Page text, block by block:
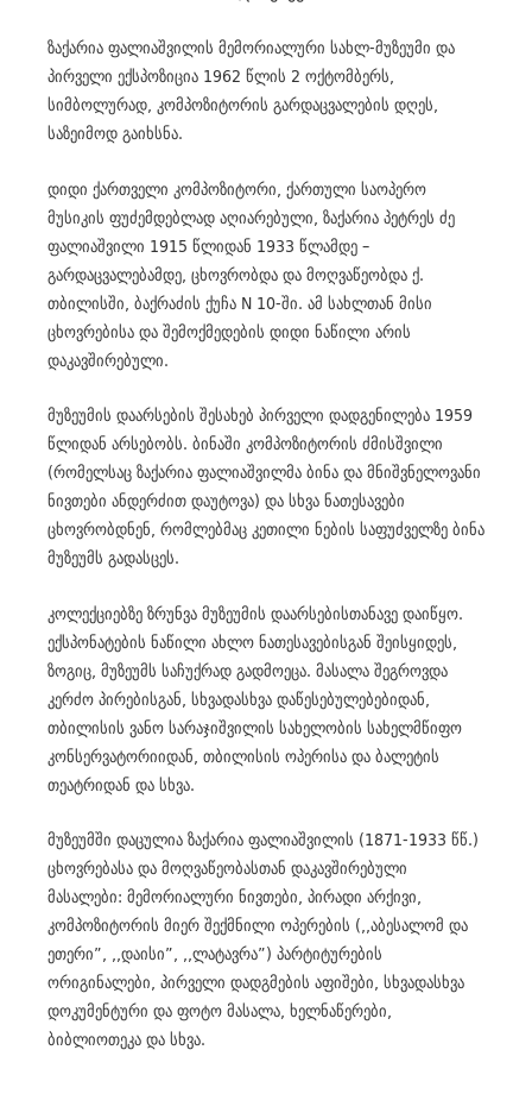
ზაქარია ფალიაშვილის მემორიალური სახლ-მუზეუმი და
პირველი ექსპოზიცია 1962 წლის 2 ოქტომბერს,
სიმბოლურად, კომპოზიტორის გარდაცვალების დღეს,
საზეიმოდ გაიხსნა.
დიდი ქართველი კომპოზიტორი, ქართული საოპერო
მუსიკის ფუძემდებლად აღიარებული, ზაქარია პეტრეს ძე
ფალიაშვილი 1915 წლიდან 1933 წლამდე –
გარდაცვალებამდე, ცხოვრობდა და მოღვაწეობდა ქ.
თბილისში, ბაქრაძის ქუჩა N 10-ში. ამ სახლთან მისი
ცხოვრებისა და შემოქმედების დიდი ნაწილი არის
დაკავშირებული.
მუზეუმის დაარსების შესახებ პირველი დადგენილება 1959
წლიდან არსებობს. ბინაში კომპოზიტორის ძმისშვილი
(რომელსაც ზაქარია ფალიაშვილმა ბინა და მნიშვნელოვანი
ნივთები ანდერძით დაუტოვა) და სხვა ნათესავები
ცხოვრობდნენ, რომლებმაც კეთილი ნების საფუძველზე ბინა
მუზეუმს გადასცეს.
კოლექციებზე ზრუნვა მუზეუმის დაარსებისთანავე დაიწყო.
ექსპონატების ნაწილი ახლო ნათესავებისგან შეისყიდეს,
ზოგიც, მუზეუმს საჩუქრად გადმოეცა. მასალა შეგროვდა
კერძო პირებისგან, სხვადასხვა დაწესებულებებიდან,
თბილისის ვანო სარაჯიშვილის სახელობის სახელმწიფო
კონსერვატორიიდან, თბილისის ოპერისა და ბალეტის
თეატრიდან და სხვა.
მუზეუმში დაცულია ზაქარია ფალიაშვილის (1871-1933 წწ.)
ცხოვრებასა და მოღვაწეობასთან დაკავშირებული
მასალები: მემორიალური ნივთები, პირადი არქივი,
კომპოზიტორის მიერ შექმნილი ოპერების (,,აბესალომ და
ეთერი”, ,,დაისი”, ,,ლატავრა”) პარტიტურების
ორიგინალები, პირველი დადგმების აფიშები, სხვადასხვა
დოკუმენტური და ფოტო მასალა, ხელნაწერები,
ბიბლიოთეკა და სხვა.